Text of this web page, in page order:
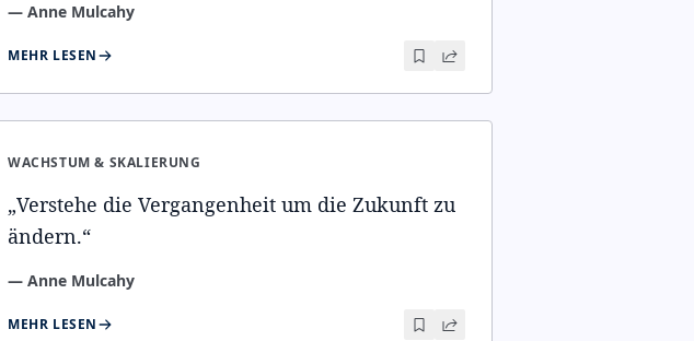
— Anne Mulcahy
MEHR LESEN
WACHSTUM & SKALIERUNG
„Verstehe die Vergangenheit um die Zukunft zu
ändern.“
— Anne Mulcahy
MEHR LESEN